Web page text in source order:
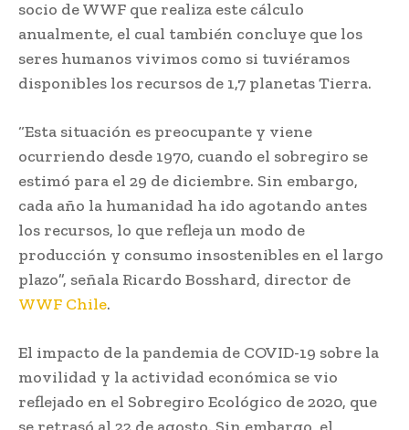
socio de WWF que realiza este cálculo
anualmente, el cual también concluye que los
seres humanos vivimos como si tuviéramos
disponibles los recursos de 1,7 planetas Tierra.
“Esta situación es preocupante y viene
ocurriendo desde 1970, cuando el sobregiro se
estimó para el 29 de diciembre. Sin embargo,
cada año la humanidad ha ido agotando antes
los recursos, lo que refleja un modo de
producción y consumo insostenibles en el largo
plazo”, señala Ricardo Bosshard, director de
WWF Chile.
El impacto de la pandemia de COVID-19 sobre la
movilidad y la actividad económica se vio
reflejado en el Sobregiro Ecológico de 2020, que